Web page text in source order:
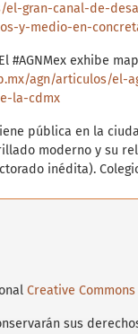
gran-canal-de-
y-medio-en-
#AGNMex exhibe
agn/articulos/el-
la-cdmx
pública en la
moderno y su
inédita).
archivos y la
Porfirio. Obras
/ El Colegio
Creative
sus